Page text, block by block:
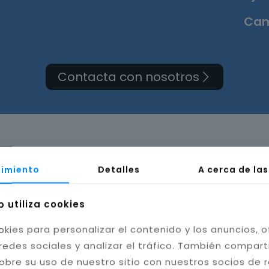
Contacta con nosotros
de cuarto de baño
Detalles A cerca de
utiliza cookies
para personalizar el contenido y los anuncios,
sociales y analizar el tráfico. También
su uso de nuestro sitio con nuestros socios de